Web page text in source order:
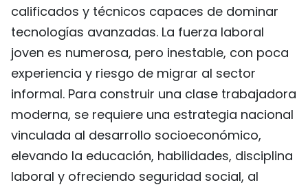
calificados y técnicos capaces de dominar
tecnologías avanzadas. La fuerza laboral
joven es numerosa, pero inestable, con poca
experiencia y riesgo de migrar al sector
informal. Para construir una clase trabajadora
moderna, se requiere una estrategia nacional
vinculada al desarrollo socioeconómico,
elevando la educación, habilidades, disciplina
laboral y ofreciendo seguridad social, al